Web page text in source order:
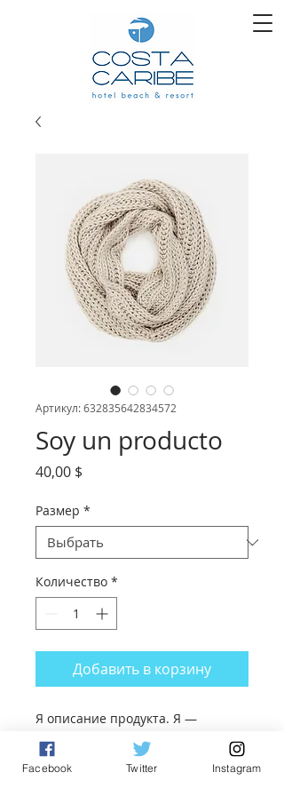
Артикул: 632835642834572
Soy un producto
40,00 $
Размер *
Количество *
Добавить в корзину
Я описание продукта. Я —
идеальное место, чтобы добавить
информацию о вашем продукте,
Facebook Twitter Instagram